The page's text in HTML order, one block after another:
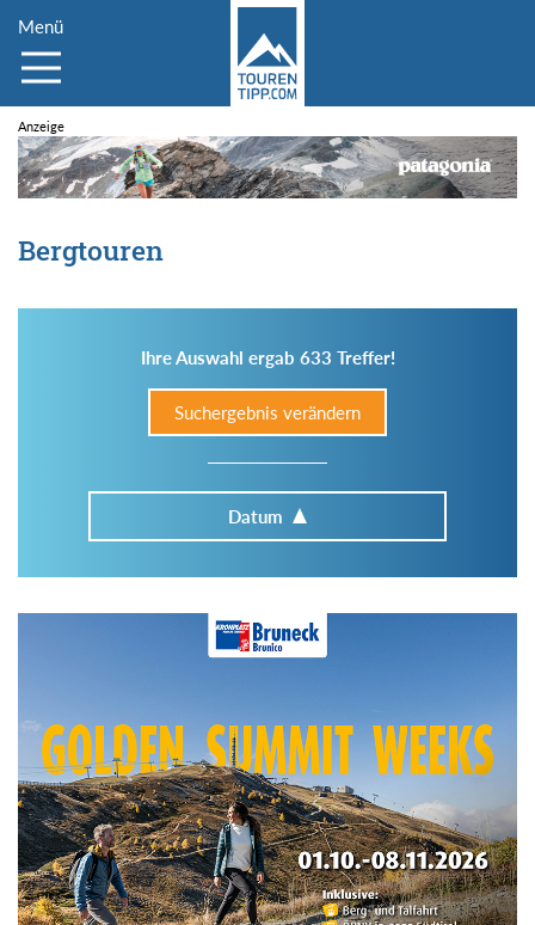
Menü
Bergtouren
Ihre Auswahl ergab 633 Treffer!
Suchergebnis verändern
Datum
Im Tourenarchiv suchen
Region:
Gebirge: